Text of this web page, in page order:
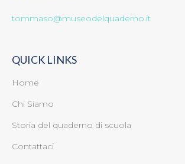
tommaso@museodelquaderno.it
QUICK LINKS
Home
Chi Siamo
Storia del quaderno di scuola
Contattaci